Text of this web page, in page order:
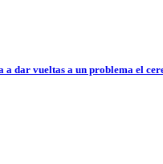
dar vueltas a un problema el